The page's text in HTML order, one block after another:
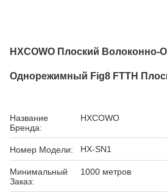
HXCOWO Плоский Волоконно-
Однорежимный Fig8 FTTH
Название
Бренда:
HXCOWO
Номер Модели: HX-SN1
Минимальный
Заказ:
1000 метров